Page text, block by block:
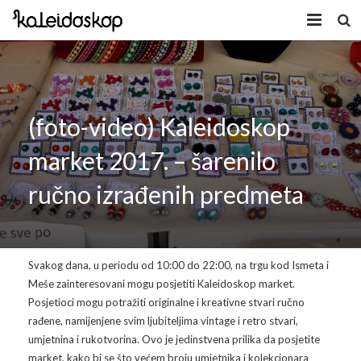
Home
Novosti
O nama
Program
Kaleidoskop Art
Radionice
Izložbe/Performans
Koncert
Volonteri
Dobrodošli u Tuzlu
Video
Video 2009.
Video 2010.
Naša galerija
Galerija 2009
Facebook
(foto-video) Kaleidoskop
market 2017. – šarenilo
ručno izrađenih predmeta
Svakog dana, u periodu od 10:00 do 22:00, na trgu kod Ismeta i
Meše zainteresovani mogu posjetiti Kaleidoskop market.
Posjetioci mogu potražiti originalne i kreativne stvari ručno
rađene, namijenjene svim ljubiteljima vintage i retro stvari,
umjetnina i rukotvorina. Ovo je jedinstvena prilika da posjetite
market, kako bi se što većem broju umjetnika i kolekcionara